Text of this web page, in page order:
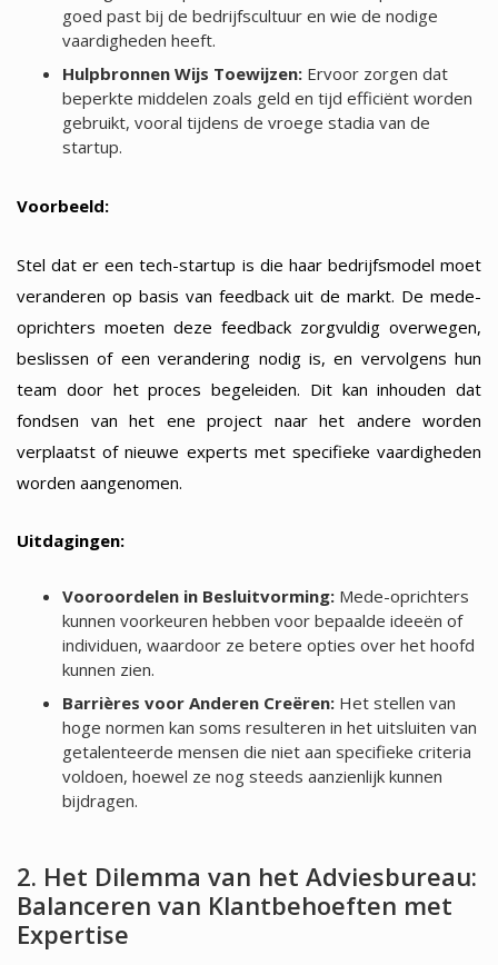
goed past bij de bedrijfscultuur en wie de nodige
vaardigheden heeft.
Hulpbronnen Wijs Toewijzen:Ervoor zorgen dat
beperkte middelen zoals geld en tijd efficiënt worden
gebruikt, vooral tijdens de vroege stadia van de
startup.
Voorbeeld:
Stel dat er een tech-startup is die haar bedrijfsmodel moet
veranderen op basis van feedback uit de markt. De mede-
oprichters moeten deze feedback zorgvuldig overwegen,
beslissen of een verandering nodig is, en vervolgens hun
team door het proces begeleiden. Dit kan inhouden dat
fondsen van het ene project naar het andere worden
verplaatst of nieuwe experts met specifieke vaardigheden
worden aangenomen.
Uitdagingen:
Vooroordelen in Besluitvorming:Mede-oprichters
kunnen voorkeuren hebben voor bepaalde ideeën of
individuen, waardoor ze betere opties over het hoofd
kunnen zien.
Barrières voor Anderen Creëren:Het stellen van
hoge normen kan soms resulteren in het uitsluiten van
getalenteerde mensen die niet aan specifieke criteria
voldoen, hoewel ze nog steeds aanzienlijk kunnen
bijdragen.
2. Het Dilemma van het Adviesbureau:
Balanceren van Klantbehoeften met
Expertise